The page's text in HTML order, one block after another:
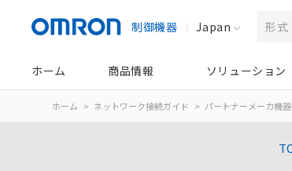
制御機器 Japan
ホーム 商品情報 ソリューション
ホーム ネットワーク接続ガイド パートナーメーカ機